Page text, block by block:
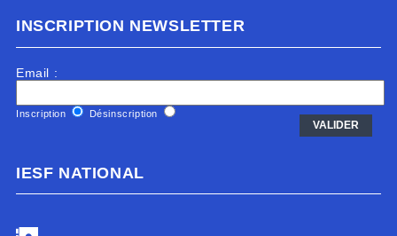
INSCRIPTION NEWSLETTER
Email :
Inscription Désinscription
IESF NATIONAL